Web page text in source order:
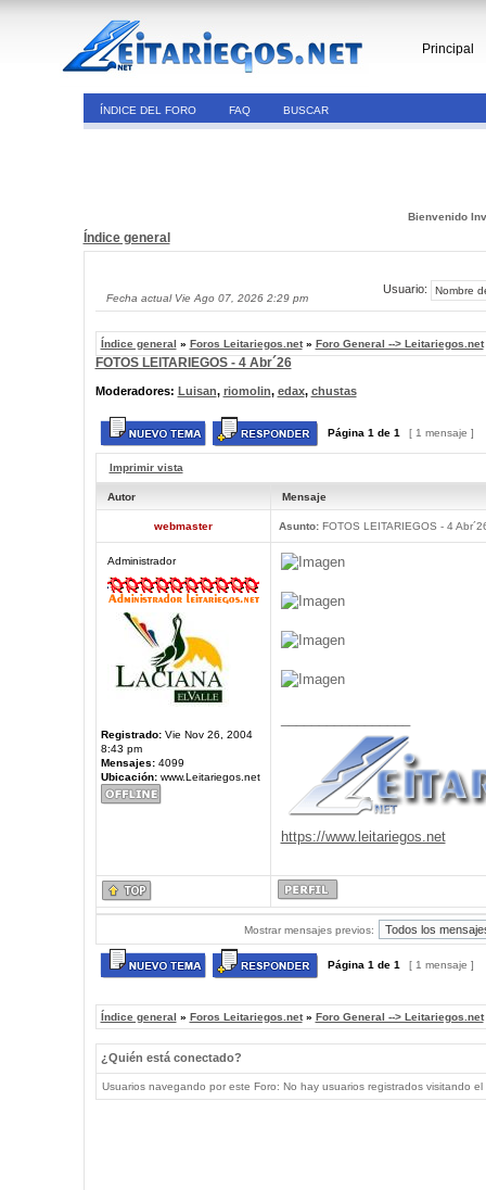
Principal
ÍNDICE DEL FORO FAQ BUSCAR
Bienvenido
Índice general
Fecha actual Vie Ago 07, 2026 2:29 pm
Usuario:
Índice general » Foros Leitariegos.net» Foro General --> Leitariegos.net
FOTOS LEITARIEGOS - 4 Abr´26
Moderadores: Luisan, riomolin, edax, chustas
Página 1 de 1 [ 1 mensaje ]
Imprimir vista
Autor Mensaje
webmaster Asunto:FOTOS LEITARIEGOS - 4
Administrador
Registrado:Vie Nov 26, 2004
8:43 pm
Mensajes:4099
Ubicación:www.Leitariegos.net
https://www.leitariegos.net
Mostrar mensajes previos:
Página 1 de 1 [ 1 mensaje ]
Índice general » Foros Leitariegos.net» Foro General --> Leitariegos.net
¿Quién está conectado?
Usuarios navegando por este Foro: No hay usuarios registrados visitando el